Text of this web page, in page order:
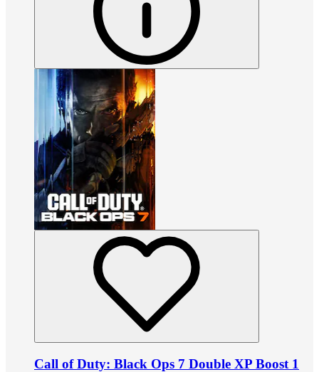
Call of Duty: Black Ops 7 Double XP Boost 1